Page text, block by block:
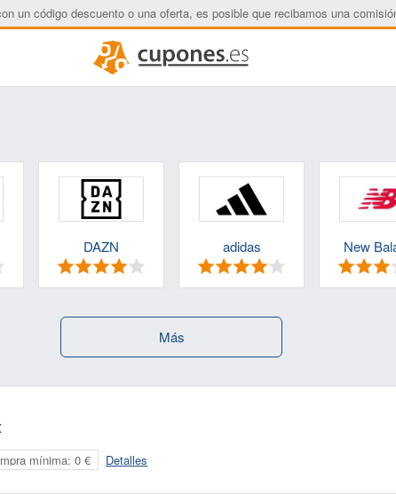
un código descuento o una oferta, es posible que recibamos una
DAZN adidas New
Más
mínima: 0 € Detalles